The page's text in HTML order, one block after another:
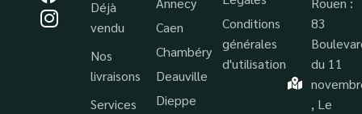
Déjà
vendu
Nos
livraisons
Services
Caen
Chambéry
Deauville
Dieppe
Conditions
générales
d'utilisation
83
du 11
, Le